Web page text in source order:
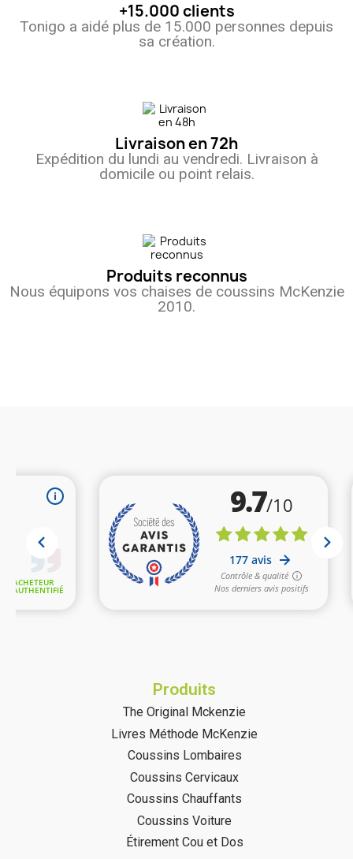
+15.000 clients
Tonigo a aidé plus de 15.000 personnes depuis
sa création.
Livraison en 72h
Expédition du lundi au vendredi. Livraison à
domicile ou point relais.
Produits reconnus
Nous équipons vos chaises de coussins McKenzie
2010.
Produits
The Original Mckenzie
Livres Méthode McKenzie
Coussins Lombaires
Coussins Cervicaux
Coussins Chauffants
Coussins Voiture
Étirement Cou et Dos